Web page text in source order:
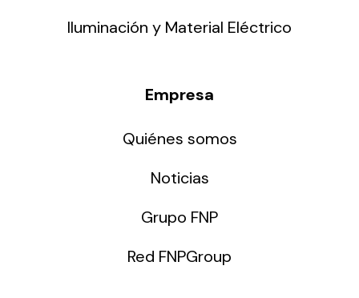
Iluminación y Material Eléctrico
Empresa
Quiénes somos
Noticias
Grupo FNP
Red FNPGroup